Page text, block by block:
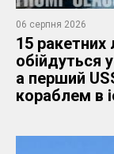
06 серпня 2026
15 ракетних
обійдуться
а перший
кораблем в